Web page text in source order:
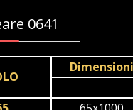
0641
Dimensioni